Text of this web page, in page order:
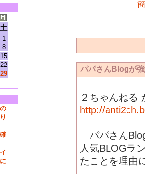
土
1
8
15
22
29
パパさんBlogが
２ちゃんねる
http://
パパさん
人気BLOGラ
たことを理由